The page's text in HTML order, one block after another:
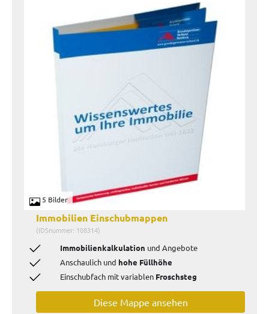
5 Bilder
Immobilien Einschubmappen
(IDSnummer: 108314)
Immobilienkalkulation und Angebote
Anschaulich und hohe Füllhöhe
Einschubfach mit variablen Froschsteg
Diese Mappe ansehen